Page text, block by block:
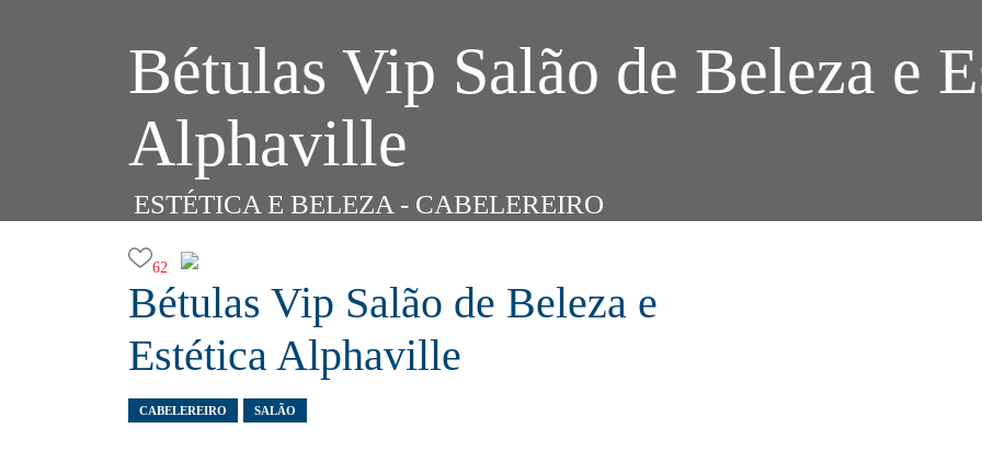
Bétulas Vip Salão de Beleza e
Alphaville
ESTÉTICA E BELEZA - CABELEREIRO
62
Bétulas Vip Salão de Beleza e
Estética Alphaville
CABELEREIRO SALÃO